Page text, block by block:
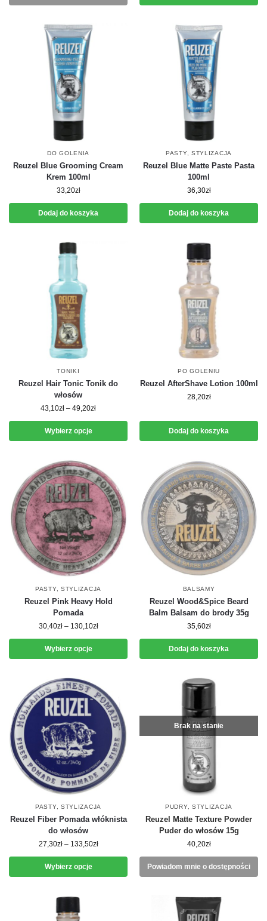
DO GOLENIA
Reuzel Blue Grooming Cream
Krem 100ml
33,20zł
Dodaj do koszyka
PASTY, STYLIZACJA
Reuzel Blue Matte Paste Pasta
100ml
36,30zł
Dodaj do koszyka
TONIKI
Reuzel Hair Tonic Tonik do
włosów
43,10zł – 49,20zł
Wybierz opcje
PO GOLENIU
Reuzel AfterShave Lotion 100ml
28,20zł
Dodaj do koszyka
PASTY, STYLIZACJA
Reuzel Pink Heavy Hold
Pomada
30,40zł – 130,10zł
Wybierz opcje
BALSAMY
Reuzel Wood&Spice Beard
Balm Balsam do brody 35g
35,60zł
Dodaj do koszyka
PASTY, STYLIZACJA
Reuzel Fiber Pomada włóknista
do włosów
27,30zł – 133,50zł
Wybierz opcje
Brak na stanie
PUDRY, STYLIZACJA
Reuzel Matte Texture Powder
Puder do włosów 15g
40,20zł
Powiadom mnie o dostępności